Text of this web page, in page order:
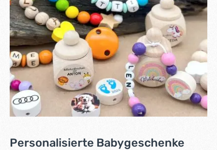
Personalisierte Babygeschenke